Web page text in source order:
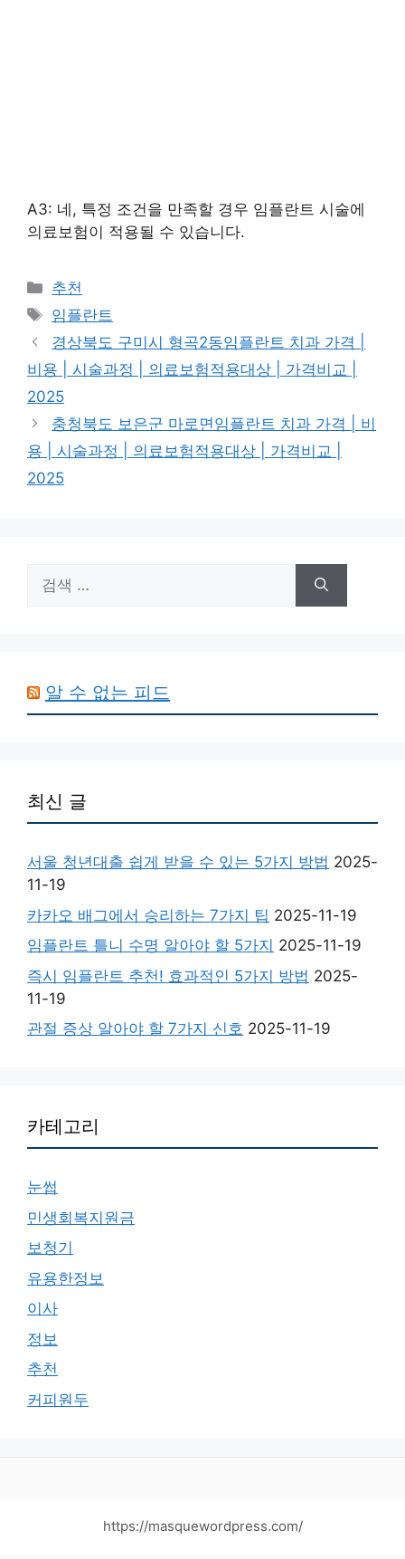
A3: 네, 특정 조건을 만족할 경우 임플란트 시술에
의료보험이 적용될 수 있습니다.
카
테
리
추천
태
그
임플란트
경상북도 구미시 형곡2동임플란트 치과 가격 |
비용 | 시술과정 | 의료보험적용대상 | 가격비교 |
2025
충청북도 보은군 마로면임플란트 치과 가격 | 비
용 | 시술과정 | 의료보험적용대상 | 가격비교 |
2025
색:
알 수 없는 피드
최신 글
서울 청년대출 쉽게 받을 수 있는 5가지 방법 2025-
11-19
카카오 배그에서 승리하는 7가지 팁 2025-11-19
임플란트 틀니 수명 알아야 할 5가지 2025-11-19
즉시 임플란트 추천! 효과적인 5가지 방법 2025-
11-19
관절 증상 알아야 할 7가지 신호 2025-11-19
카테고리
눈썹
민생회복지원금
보청기
유용한정보
이사
정보
추천
커피원두
https://masquewordpress.com/